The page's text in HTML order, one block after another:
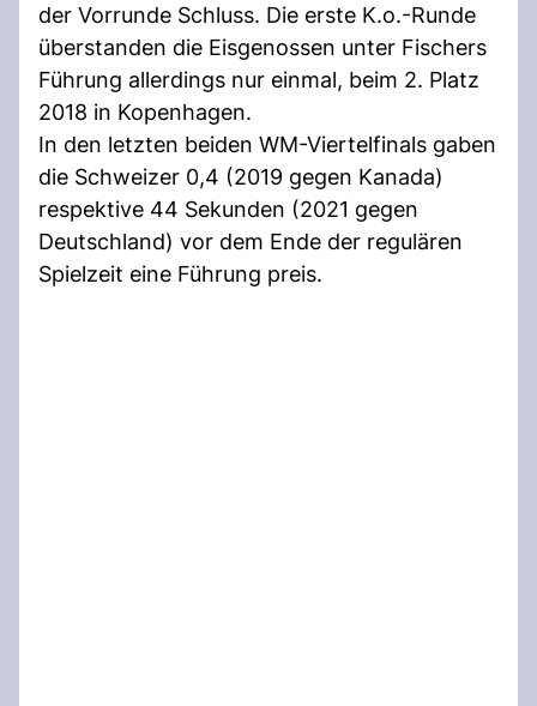
der Vorrunde Schluss. Die erste K.o.-Runde
überstanden die Eisgenossen unter Fischers
Führung allerdings nur einmal, beim 2. Platz
2018 in Kopenhagen.
In den letzten beiden WM-Viertelfinals gaben
die Schweizer 0,4 (2019 gegen Kanada)
respektive 44 Sekunden (2021 gegen
Deutschland) vor dem Ende der regulären
Spielzeit eine Führung preis.